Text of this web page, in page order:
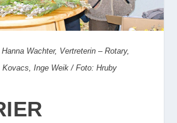
Wachter, Vertreterin – Rotary,
Inge Weik / Foto: Hruby